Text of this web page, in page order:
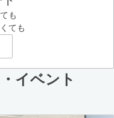
も
ても
イベント